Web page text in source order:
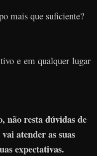
mais que suficiente?
e em qualquer lugar
não resta dúvidas de
atender as suas
expectativas.